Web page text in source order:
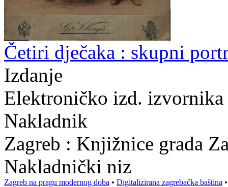
Četiri dječaka : skupni
Izdanje
Elektroničko izd. izvornika
Nakladnik
Zagreb : Knjižnice grada
Nakladnički niz
Zagreb na pragu modernog doba • Digitalizirana zagrebačka baština